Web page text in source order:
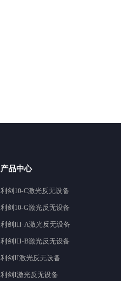
产品中心
利剑10-C激光反无设备
利剑10-G激光反无设备
利剑III-A激光反无设备
利剑III-B激光反无设备
利剑II激光反无设备
利剑I激光反无设备